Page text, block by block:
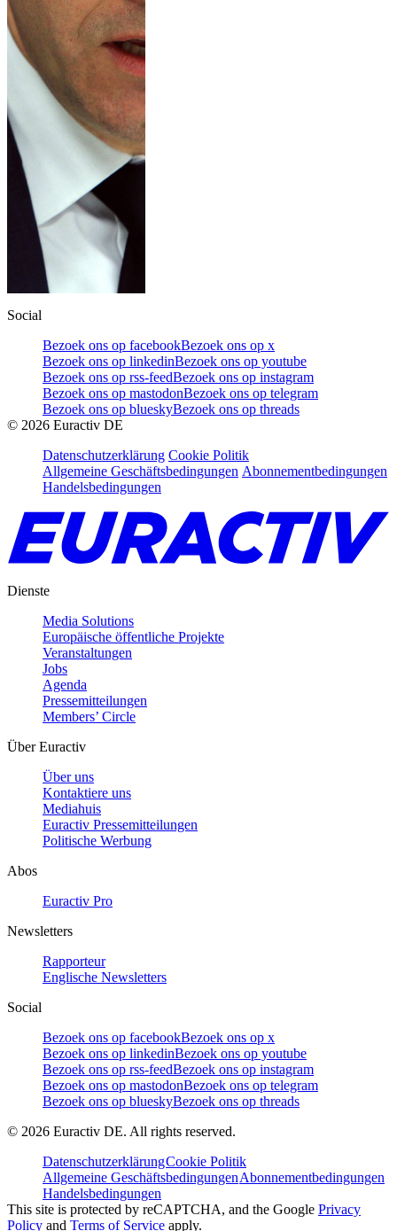
Social
Bezoek ons op facebookBezoek ons op x
Bezoek ons op linkedinBezoek ons op youtube
Bezoek ons op rss-feedBezoek ons op instagram
Bezoek ons op mastodonBezoek ons op telegram
Bezoek ons op blueskyBezoek ons op threads
© 2026 Euractiv DE
Datenschutzerklärung Cookie Politik
Allgemeine Geschäftsbedingungen Abonnementbedingungen
Handelsbedingungen
Dienste
Media Solutions
Europäische öffentliche Projekte
Veranstaltungen
Jobs
Agenda
Pressemitteilungen
Members’ Circle
Über Euractiv
Über uns
Kontaktiere uns
Mediahuis
Euractiv Pressemitteilungen
Politische Werbung
Abos
Euractiv Pro
Newsletters
Rapporteur
Englische Newsletters
Social
Bezoek ons op facebookBezoek ons op x
Bezoek ons op linkedinBezoek ons op youtube
Bezoek ons op rss-feedBezoek ons op instagram
Bezoek ons op mastodonBezoek ons op telegram
Bezoek ons op blueskyBezoek ons op threads
© 2026 Euractiv DE. All rights reserved.
DatenschutzerklärungCookie Politik
Allgemeine GeschäftsbedingungenAbonnementbedingungen
Handelsbedingungen
This site is protected by reCAPTCHA, and the Google Privacy
Policy and Terms of Service apply.